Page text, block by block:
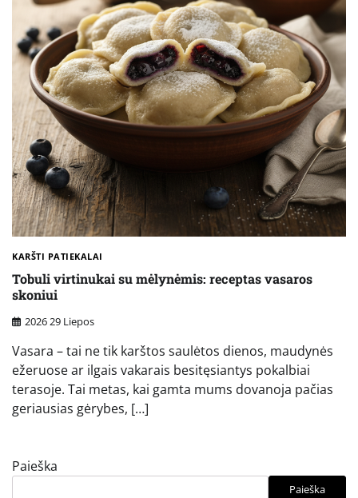
KARŠTI PATIEKALAI
Tobuli virtinukai su mėlynėmis: receptas vasaros
skoniui
2026 29 Liepos
Vasara – tai ne tik karštos saulėtos dienos, maudynės
ežeruose ar ilgais vakarais besitęsiantys pokalbiai
terasoje. Tai metas, kai gamta mums dovanoja pačias
geriausias gėrybes, […]
Paieška
Paieška